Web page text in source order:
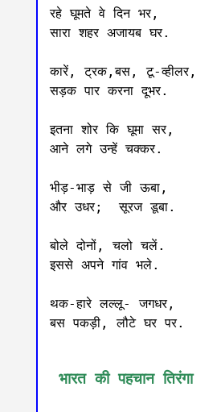
रहे घूमते वे दिन भर,
सारा शहर अजायब घर.
कारें, ट्रक,बस, टू-व्हीलर,
सड़क पार करना दूभर.
इतना शोर कि घूमा सर,
आने लगे उन्हें चक्कर.
भीड़-भाड़ से जी ऊबा,
और उधर;  सूरज डूबा.
बोले दोनों, चलो चलें.
इससे अपने गांव भले.
थक-हारे लल्लू- जगधर,
बस पकड़ी, लौटे घर पर.
भारत की पहचान तिरंगा